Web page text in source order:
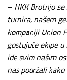
– HKK Brotnjo
turnira, našem
kompaniji Union
gostujuće ekipe u
ide svim našim
nas podržali